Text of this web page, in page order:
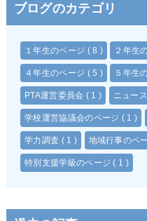
ブログのカテゴリ
１年生のページ ( 8 ) ２年生
４年生のページ ( 5 ) ５年生
PTA運営委員会 ( 1 ) ニュー
学校運営協議会のページ ( 1 )
学力調査 ( 1 ) 地域行事のペ
特別支援学級のページ( 1 )